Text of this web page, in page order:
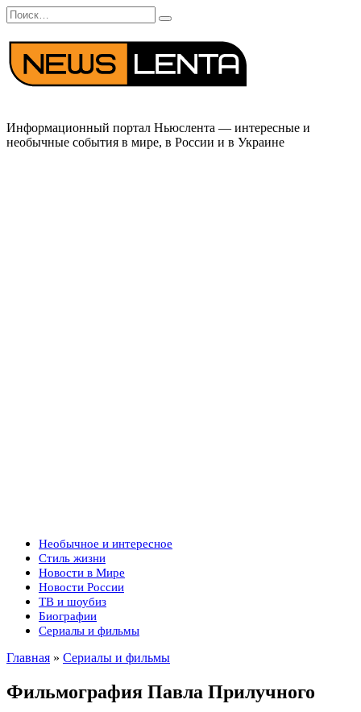
Перейти
к
содержанию
Search
for:
Информационный портал Ньюслента — интересные и
необычные события в мире, в России и в Украине
Необычное и интересное
Стиль жизни
Новости в Мире
Новости России
ТВ и шоубиз
Биографии
Сериалы и фильмы
Главная » Сериалы и фильмы
Фильмография Павла Прилучного